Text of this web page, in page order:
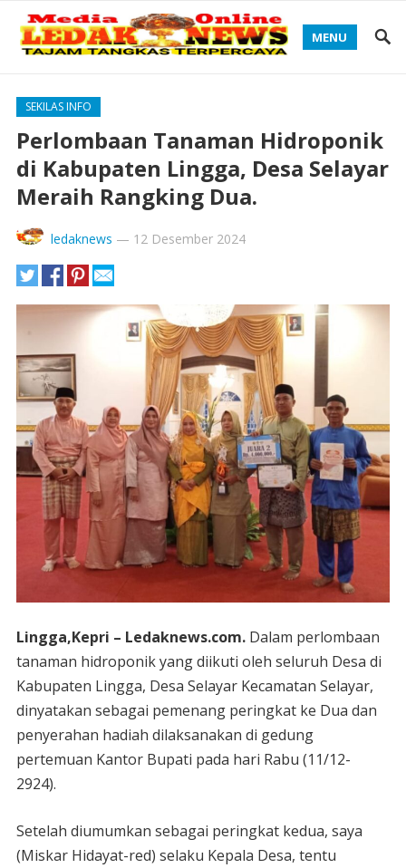
MENU
SEKILAS INFO
Perlombaan Tanaman Hidroponik
di Kabupaten Lingga, Desa Selayar
Meraih Rangking Dua.
ledaknews — 12 Desember 2024
Lingga,Kepri – Ledaknews.com. Dalam perlombaan
tanaman hidroponik yang diikuti oleh seluruh Desa di
Kabupaten Lingga, Desa Selayar Kecamatan Selayar,
dinyatakan sebagai pemenang peringkat ke Dua dan
penyerahan hadiah dilaksanakan di gedung
pertemuan Kantor Bupati pada hari Rabu (11/12-
2924).
Setelah diumumkan sebagai peringkat kedua, saya
(Miskar Hidayat-red) selaku Kepala Desa, tentu